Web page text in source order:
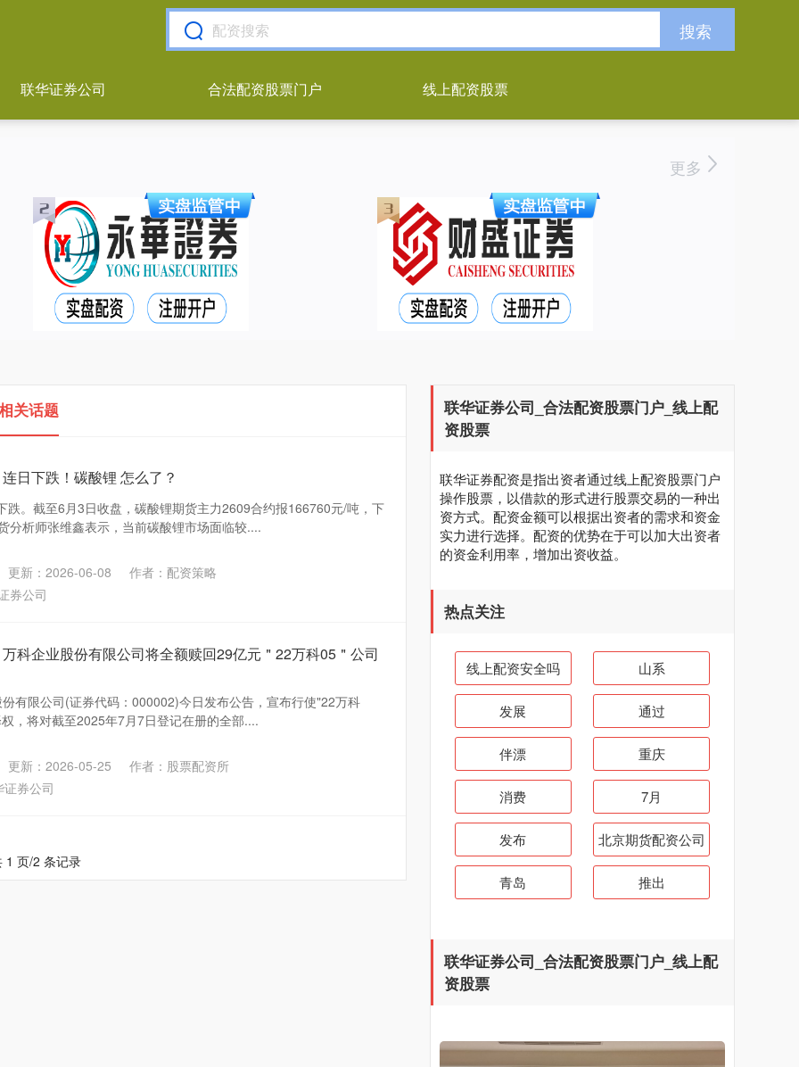
搜索
联华证券公司 合法配资股票门户 线上配资股票
更多
关话题
日下跌！碳酸锂 怎么了？
跌。截至6月3日收盘，碳酸锂期货主力2609合约报166760元/吨，下
分析师张维鑫表示，当前碳酸锂市场面临较....
更新：2026-06-08
作者：配资策略
券公司
科企业股份有限公司将全额赎回29亿元＂22万科05＂公司
有限公司(证券代码：000002)今日发布公告，宣布行使"22万科
，将对截至2025年7月7日登记在册的全部....
更新：2026-05-25
作者：股票配资所
证券公司
1 页/2 条记录
联华证券公司_合法配资股票门户_线上配
资股票
联华证券配资是指出资者通过线上配资股票门户
操作股票，以借款的形式进行股票交易的一种出
资方式。配资金额可以根据出资者的需求和资金
实力进行选择。配资的优势在于可以加大出资者
的资金利用率，增加出资收益。
热点关注
线上配资安全吗 山系
发展 通过
伴漂 重庆
消费 7月
发布 北京期货配资公司
青岛 推出
联华证券公司_合法配资股票门户_线上配
资股票